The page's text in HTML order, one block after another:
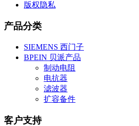
版权隐私
产品分类
SIEMENS 西门子
BPEIN 贝派产品
制动电阻
电抗器
滤波器
扩容备件
客户支持